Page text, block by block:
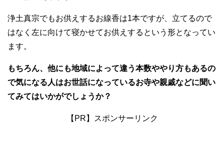
浄土真宗でもお供えするお線香は1本ですが、立てるので
はなく左に向けて寝かせてお供えするという形となってい
ます。
もちろん、他にも地域によって違う本数ややり方もあるの
で気になる人はお世話になっているお寺や親戚などに聞い
てみてはいかがでしょうか？
【PR】スポンサーリンク